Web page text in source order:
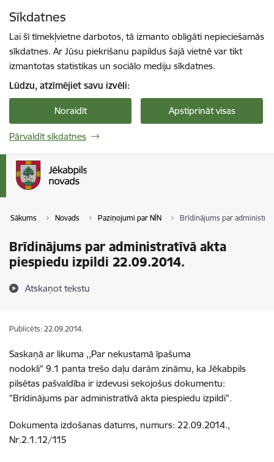
Sīkdatnes
Lai šī tīmekļvietne darbotos, tā izmanto obligāti nepieciešamās
sīkdatnes. Ar Jūsu piekrišanu papildus šajā vietnē var tikt
izmantotas statistikas un sociālo mediju sīkdatnes.
Lūdzu, atzīmējiet savu izvēli:
Noraidīt Apstiprināt visas
Pārvaldīt sīkdatnes
Sākums Novads Paziņojumi par NĪN Brīdinājums par
Brīdinājums par administratīvā akta
piespiedu izpildi 22.09.2014.
Atskaņot tekstu
Publicēts: 22.09.2014.
Saskaņā ar likuma ,,Par nekustamā īpašuma
nodokli” 9.1 panta trešo daļu darām zināmu, ka Jēkabpils
pilsētas pašvaldība ir izdevusi sekojošus dokumentu:
"Brīdinājums par administratīvā akta piespiedu izpildi".
Dokumenta izdošanas datums, numurs: 22.09.2014.,
Nr.2.1.12/115